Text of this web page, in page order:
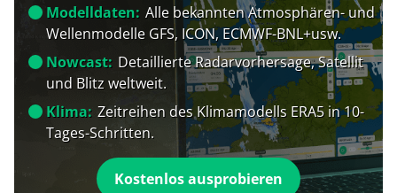
Modelldaten: Alle bekannten Atmosphären- und
Wellenmodelle GFS, ICON, ECMWF-BNL+usw.
Nowcast: Detaillierte Radarvorhersage, Satellit
und Blitz weltweit.
Klima: Zeitreihen des Klimamodells ERA5 in 10-
Tages-Schritten.
Kostenlos ausprobieren